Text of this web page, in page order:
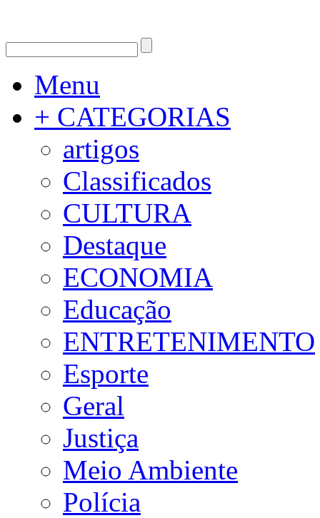
Menu
+ CATEGORIAS
artigos
Classificados
CULTURA
Destaque
ECONOMIA
Educação
ENTRETENIMENTO
Esporte
Geral
Justiça
Meio Ambiente
Polícia